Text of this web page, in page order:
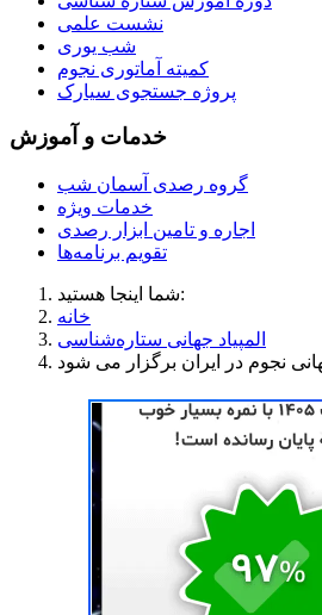
نشست علمی
شب یوری
کمیته آماتوری نجوم
پروژه جستجوی سیارک
خدمات و آموزش
گروه رصدی آسمان شب
خدمات ویژه
اجاره و تامین ابزار رصدی
تقویم برنامه‌ها
شما اینجا هستید:
خانه
المپیاد جهانی ستاره‌شناسی
نجوم در ایران برگزار می شود